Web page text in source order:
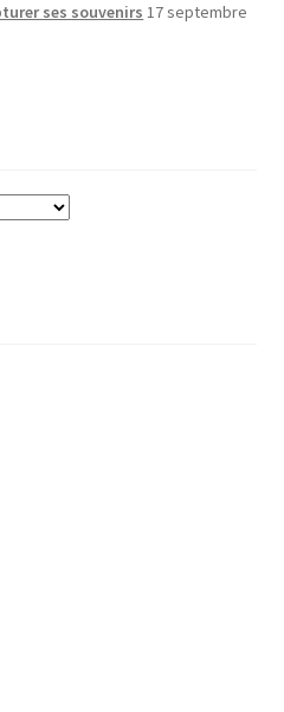
ses souvenirs 17 septembre